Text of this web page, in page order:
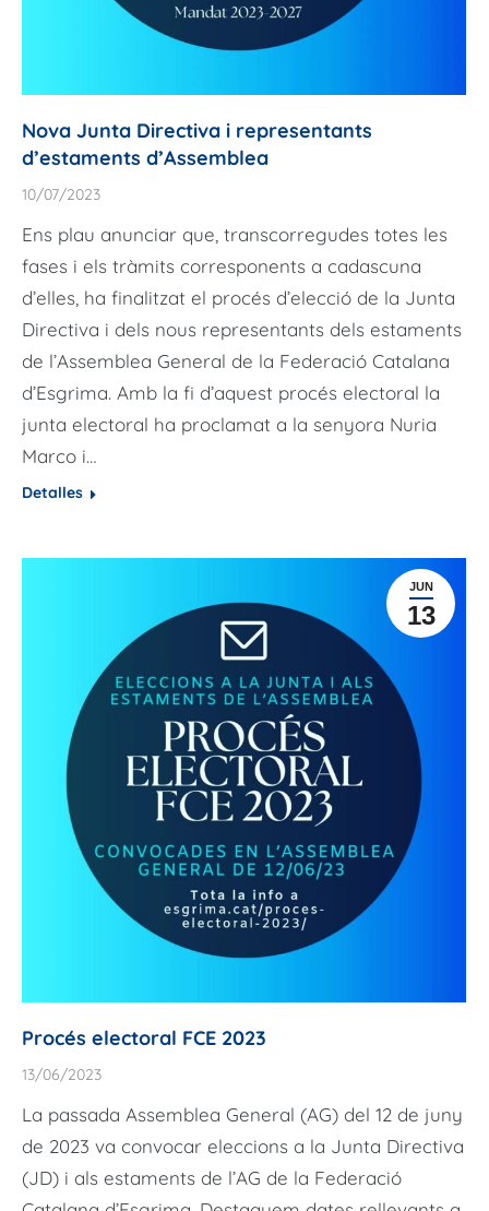
Nova Junta Directiva i representants
d’estaments d’Assemblea
10/07/2023
Ens plau anunciar que, transcorregudes totes les
fases i els tràmits corresponents a cadascuna
d’elles, ha finalitzat el procés d’elecció de la Junta
Directiva i dels nous representants dels estaments
de l’Assemblea General de la Federació Catalana
d’Esgrima. Amb la fi d’aquest procés electoral la
junta electoral ha proclamat a la senyora Nuria
Marco i…
Detalles
JUN
13
Procés electoral FCE 2023
13/06/2023
La passada Assemblea General (AG) del 12 de juny
de 2023 va convocar eleccions a la Junta Directiva
(JD) i als estaments de l’AG de la Federació